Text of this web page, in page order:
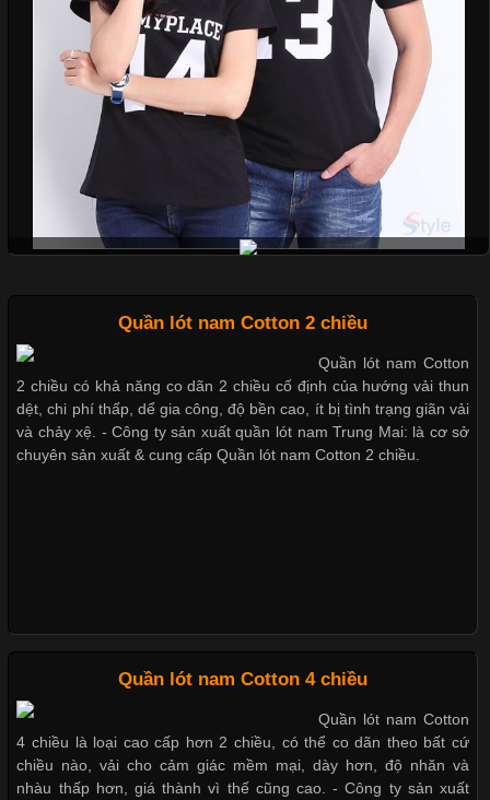
Cập nhật 2026-06-01 14:23:34
Trong môi trường kinh doanh hiện đại, việc xây dựng hình ảnh
chuyên nghiệp đóng vai trò quan trọng đối với sự phát triển của
doanh nghiệp. Một trong những giải pháp hiệu quả được nhiều
đơn vị lựa chọn hiện nay là sử dụng áo thun đồng phục công ty.
Không chỉ giúp tạo sự đồng bộ, áo thun
Vải Lycra Là Gì? Chất Liệu Co Giãn Được Ưa Chuộng Trong
Ngành May Mặc Trong ngành thời trang hiện đại, các loại vải có
khả năng co giãn tốt ngày càng được ưa chuộng nhằm mang lại
cảm giác thoải mái cho người mặc. Trong đó, vải Lycra là một
trong những chất liệu nổi bật nhờ độ đàn hồi cao,
Trong những năm gần đây, vải Bamboo đang trở thành một
trong những chất liệu được yêu thích trong ngành thời trang
nhờ đặc tính mềm mại, thoáng khí và thân thiện với môi trường.
Không chỉ được ứng dụng trong quần áo thường ngày, loại vải
này còn xuất hiện nhiều trong các sản phẩm đồ lót
Giặt và bảo quản quần lót nam đúng cách
Mẫu quần lót nam giá rẻ sốt hè 2017
Quần lót nam boxer thun lạnh
Quần lót nam Cotton 2 chiều
Quần lót nam Cotton
2 chiều có khả năng co dãn 2 chiều cố định của hướng vải thun
dệt, chi phí thấp, dể gia công, độ bền cao, ít bị tình trạng giãn vải
và chảy xệ. - Công ty sản xuất quần lót nam Trung Mai: là cơ sở
chuyên sản xuất & cung cấp Quần lót nam Cotton 2 chiều.
Quần lót nam Cotton 4 chiều
Quần lót nam Cotton
4 chiều là loại cao cấp hơn 2 chiều, có thể co dãn theo bất cứ
chiều nào, vải cho cảm giác mềm mại, dày hơn, độ nhăn và
nhàu thấp hơn, giá thành vì thế cũng cao. - Công ty sản xuất